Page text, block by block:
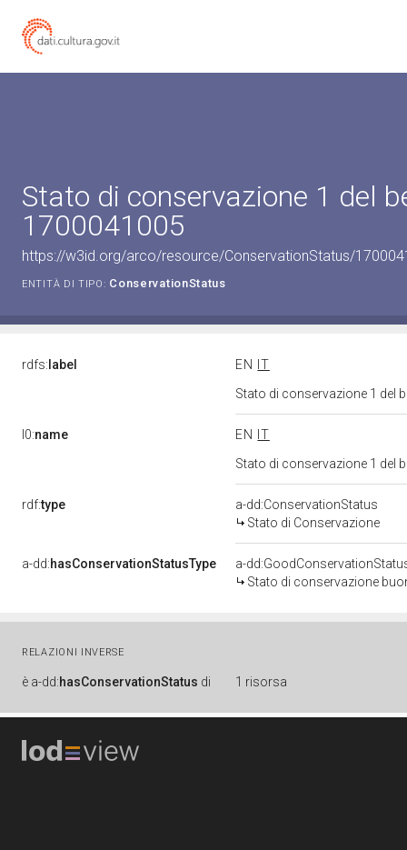
Stato di conservazione 1 del
1700041005
https://w3id.org/arco/resource/ConservationStatus/
ENTITÀ DI TIPO: ConservationStatus
rdfs: label EN
IT
Stato di conservazione 1 del
l0:name EN
IT
Stato di conservazione 1 del
rdf:type
a-dd:ConservationStatus
Stato di Conservazione
a-dd:hasConservationStatusType
a-
Stato di conservazione
RELAZIONI INVERSE
è a-dd:hasConservationStatus di 1 risorsa